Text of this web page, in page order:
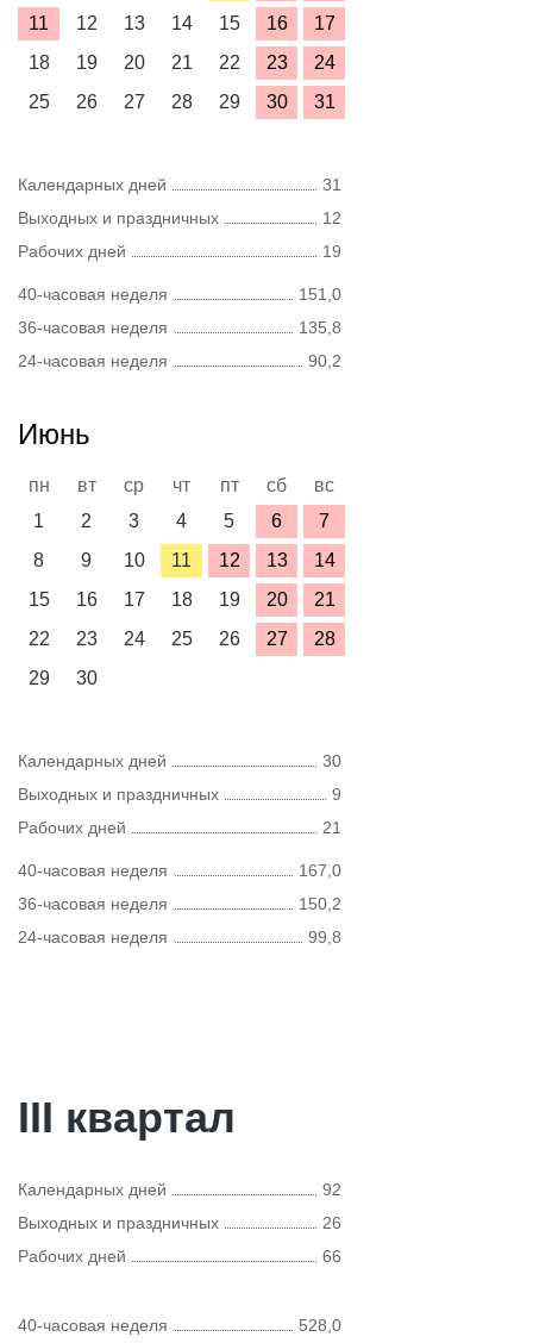
11
12 13 14 15 16
17
18
19 20 21 22 23
24
25
26 27 28 29 30 31
Календарных дней
31
Выходных и праздничных
12
Рабочих дней
19
40-часовая неделя
151,0
36-часовая неделя
135,8
24-часовая неделя
90,2
Июнь
пн вт ср чт пт сб
вс
1
2 3 4 5 6
7
8
9 10 11 12 13
14
15
16 17 18 19 20
21
22
23 24 25 26 27
28
29
30
Календарных дней
30
Выходных и праздничных
9
Рабочих дней
21
40-часовая неделя
167,0
36-часовая неделя
150,2
24-часовая неделя
99,8
III квартал
Календарных дней
92
Выходных и праздничных
26
Рабочих дней
66
40-часовая неделя 528,0